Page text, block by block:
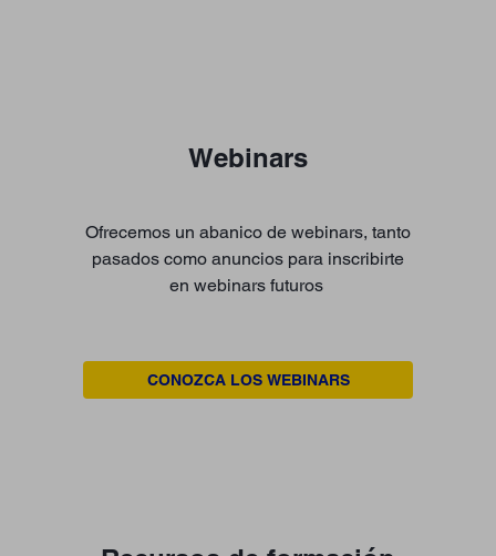
Webinars
Ofrecemos un abanico de webinars, tanto
pasados como anuncios para inscribirte
en webinars futuros
CONOZCA LOS WEBINARS